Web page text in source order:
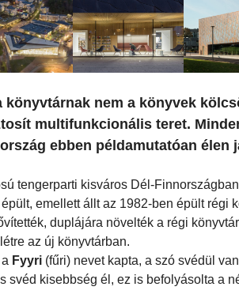
könyvtárnak nem a könyvek
multifunkcionális teret.
ebben példamutatóan élen
tengerparti kisváros Dél-
emellett állt az 1982-ben épült régi
duplájára növelték a régi
az új könyvtárban.
Fyyri (fűri) nevet kapta, a szó svédül
svéd kisebbség él, ez is befolyásolta a